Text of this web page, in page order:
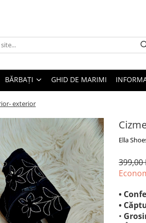
BĂRBAȚI GHID DE MARIMI
exterior
Ella
399,00
•
•
•